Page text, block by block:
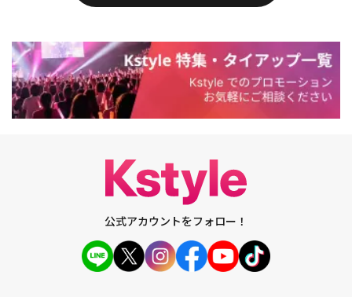
公式アカウントをフォロー！